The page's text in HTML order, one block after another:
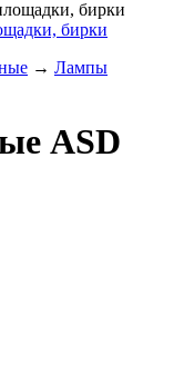
бирки
→ Лампы
ASD